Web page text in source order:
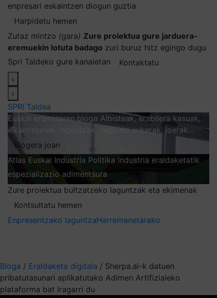
enpresari eskaintzen diogun guztia
Harpidetu hemen
Zutaz mintzo (gara) Zure proiektua gure jarduera-
eremuekin lotuta badago zuri buruz hitz egingo dugu
Spri Taldeko gure kanaletan
Kontaktatu
‹
›
SPRI Taldea
Euskal enpresaren bloga Albisteak, erabilera kasuak,
elkarrizketak, laguntzak, negozio aukerak, joerak…
Blogera joan
Atlas Euskal Industria Politika Industria eraldaketatik
espezializazio adimentsura
Zure proiektua bultzatzeko laguntzak eta ekimenak
Kontsultatu hemen
Enpresentzako laguntzaHarremanetarako
Bloga / Eraldaketa digitala / Sherpa.ai-k datuen
pribatutasunari aplikatutako Adimen Artifizialeko
plataforma bat iragarri du